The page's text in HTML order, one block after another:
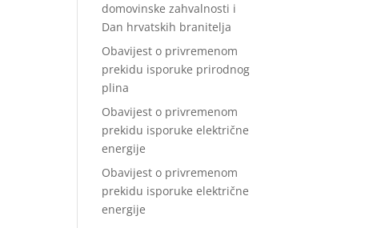
domovinske zahvalnosti i
Dan hrvatskih branitelja
Obavijest o privremenom
prekidu isporuke prirodnog
plina
Obavijest o privremenom
prekidu isporuke električne
energije
Obavijest o privremenom
prekidu isporuke električne
energije